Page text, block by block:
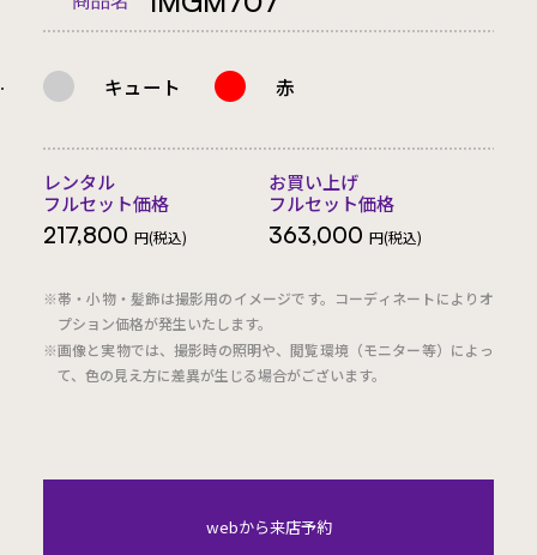
キュート 赤
レンタル
フルセット価格
217,800 円(税込)
お買い上げ
フルセット価格
363,000 円(税込)
※帯・小物・髪飾は撮影用のイメージです。コーディネートによりオ
プション価格が発生いたします。
※画像と実物では、撮影時の照明や、閲覧環境（モニター等）によっ
て、色の見え方に差異が生じる場合がございます。
webから来店予約
.